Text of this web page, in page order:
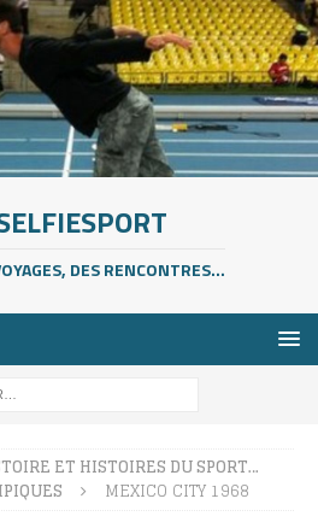
DES RENCONTRES...
ET HISTOIRES DU SPORT…
MEXICO CITY 1968